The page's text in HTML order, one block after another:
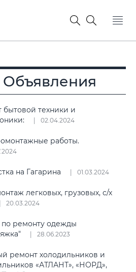
Объявления
бытовой техники и
02.04.2024
работы.
на Гагарина 01.03.2024
легковых, грузовых, с/х
20.03.2024
по ремонту одежды
28.06.2023
ремонт холодильников и
«АТЛАНТ», «НОРД»,